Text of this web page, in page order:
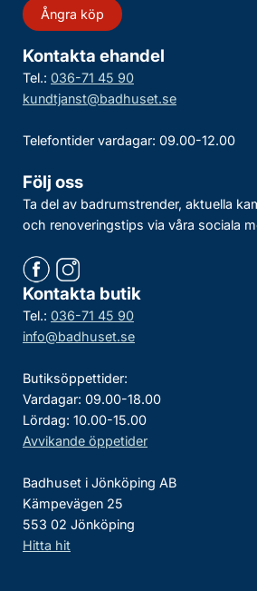
Ångra köp
Kontakta ehandel
Tel.: 036-71 45 90
kundtjanst@badhuset.se
Telefontider vardagar: 09.00-12.00
Följ oss
Ta del av badrumstrender, aktuella
och renoveringstips via våra sociala
Kontakta butik
Tel.: 036-71 45 90
info@badhuset.se
Butiksöppettider:
Vardagar: 09.00-18.00
Lördag: 10.00-15.00
Avvikande öppetider
Badhuset i Jönköping AB
Kämpevägen 25
553 02 Jönköping
Hitta hit